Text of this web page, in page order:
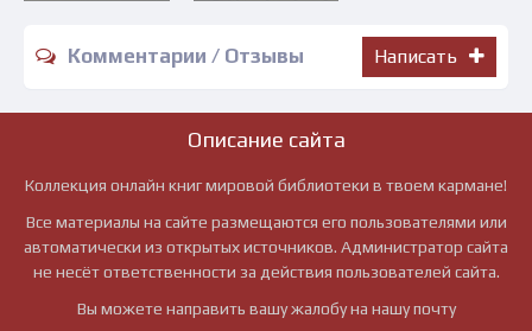
Комментарии / Отзывы Написать
Описание сайта
Коллекция онлайн книг мировой библиотеки в твоем кармане!
Все материалы на сайте размещаются его пользователями или
автоматически из открытых источников. Администратор сайта
не несёт ответственности за действия пользователей сайта.
Вы можете направить вашу жалобу на нашу почту